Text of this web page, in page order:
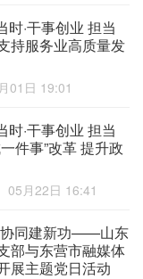
时·干事创业 担当
持服务业高质量发
01日 19:01
时·干事创业 担当
件事”改革 提升政
05月22日 16:41
协同建新功——山东
部与东营市融媒体
展主题党日活动